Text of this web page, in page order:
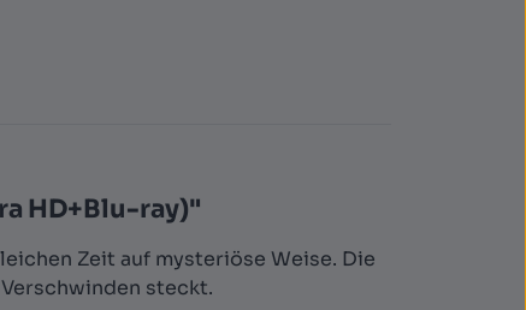
HD+Blu-ray)"
Zeit auf mysteriöse Weise. Die
steckt.